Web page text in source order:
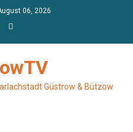
06, 2026
Güstrow & Bützow